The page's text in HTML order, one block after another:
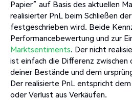
Papier” auf Basis des aktuellen
realisierter PnL beim Schließen
festgeschrieben wird. Beide
Performancebewertung und zur
Marktsentiments. Der nicht
ist einfach die Differenz
deiner Bestände und dem
Der realisierte PnL entspricht
oder Verlust aus Verkäufen.